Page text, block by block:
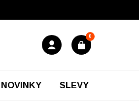
0
NOVINKY SLEVY